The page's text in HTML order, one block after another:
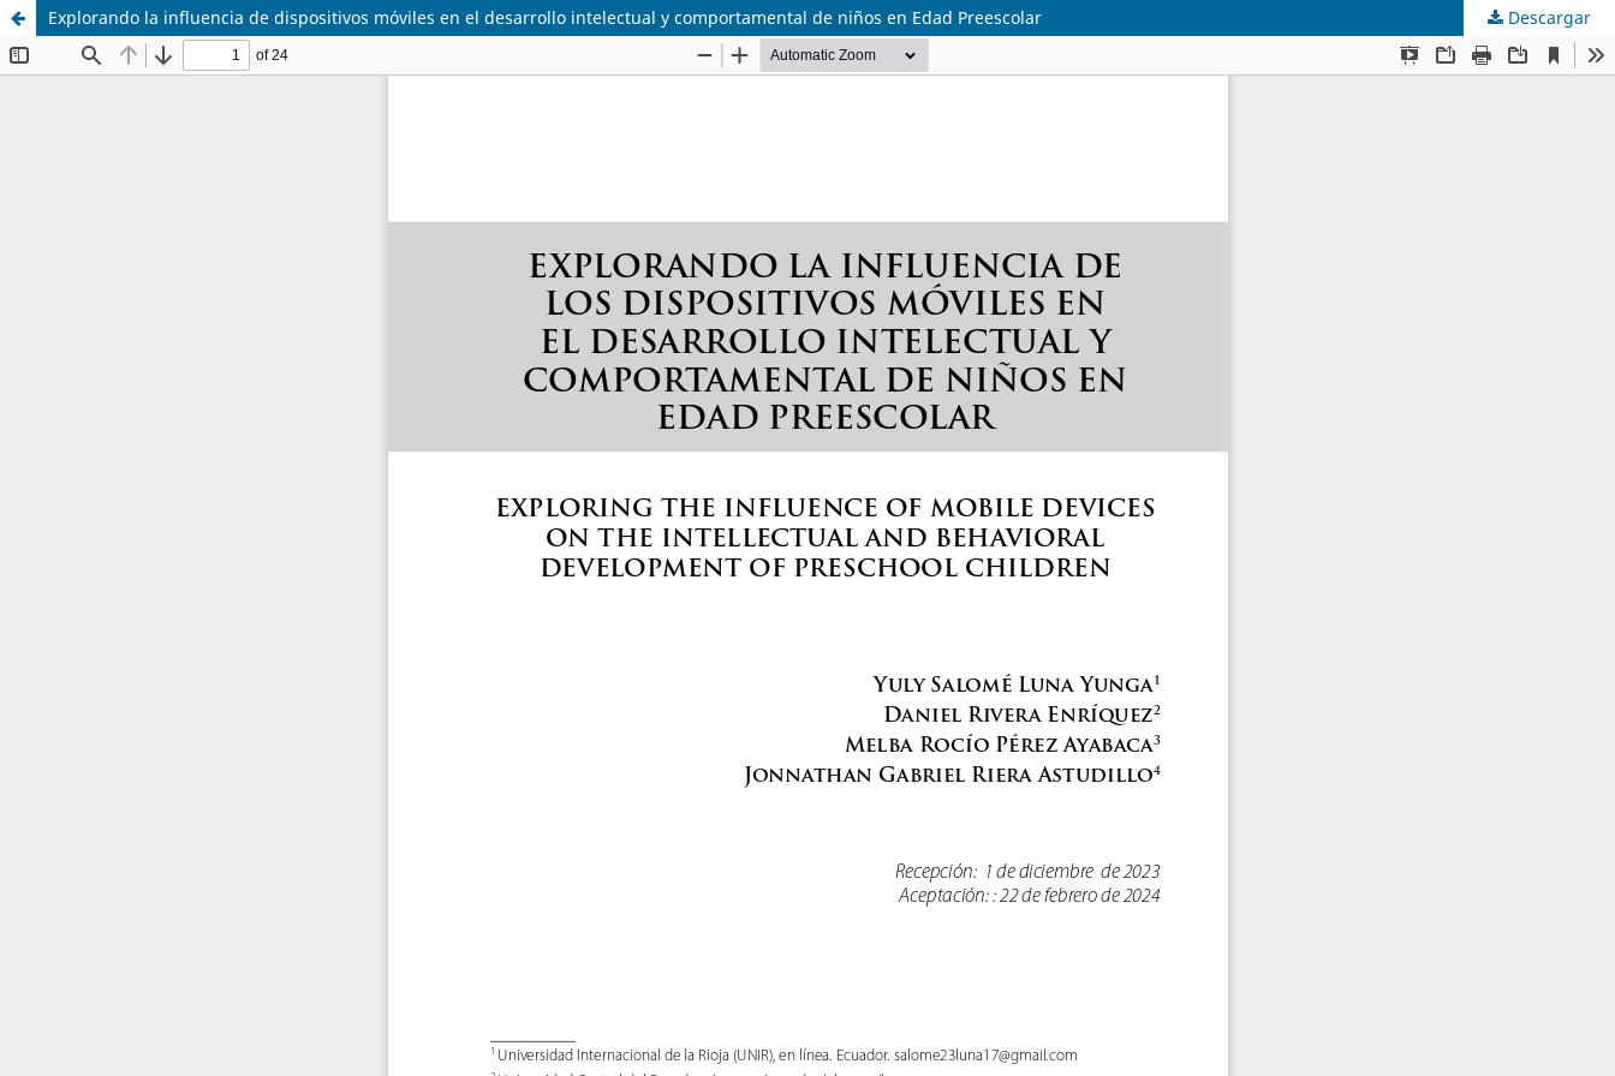
Explorando la influencia de dispositivos móviles en el desarrollo intelectual y comportamental de niños en Edad Preescolar Descargar